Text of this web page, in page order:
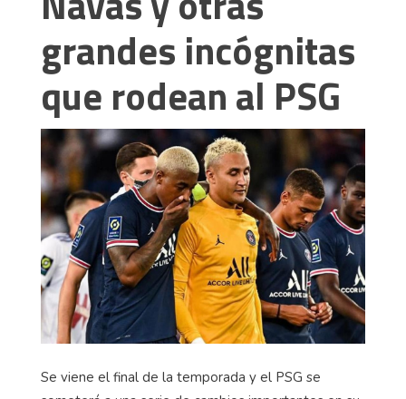
El futuro de Keylor
Navas y otras
grandes incógnitas
que rodean al PSG